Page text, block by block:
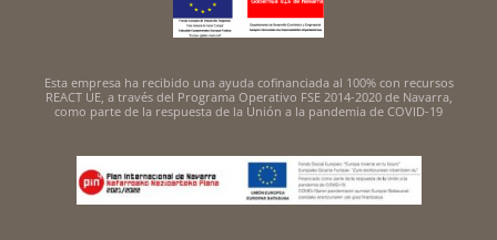
Esta empresa ha recibido una ayuda cofinanciada al 100% con recursos
REACT UE, a través del Programa Operativo FSE 2014-2020 de Navarra,
como parte de la respuesta de la Unión a la pandemia de COVID-19